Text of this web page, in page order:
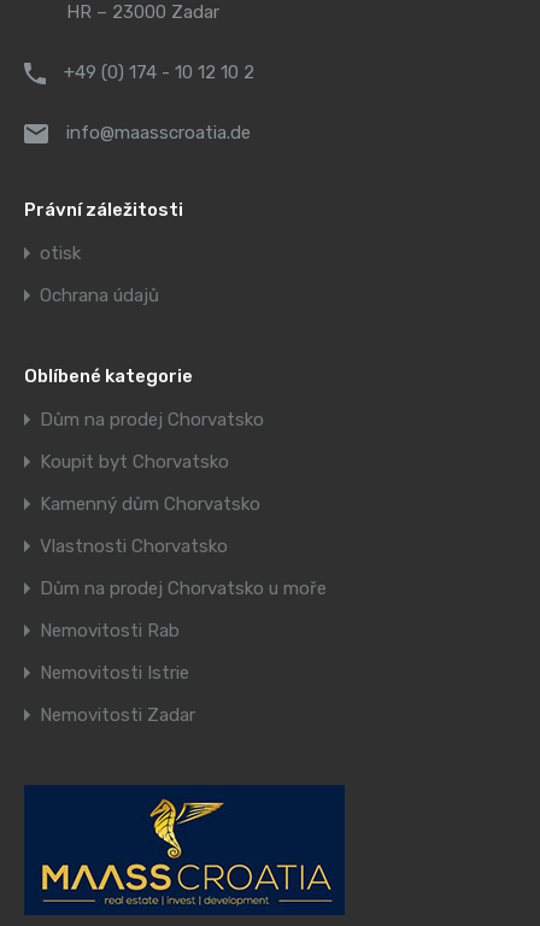
HR – 23000 Zadar
+49 (0) 174 - 10 12 10 2
info@maasscroatia.de
Právní záležitosti
otisk
Ochrana údajů
Oblíbené kategorie
Dům na prodej Chorvatsko
Koupit byt Chorvatsko
Kamenný dům Chorvatsko
Vlastnosti Chorvatsko
Dům na prodej Chorvatsko u moře
Nemovitosti Rab
Nemovitosti Istrie
Nemovitosti Zadar